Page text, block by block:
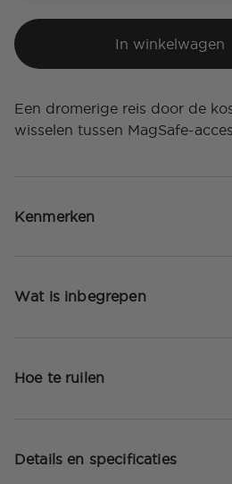
In winkelwagen
Een dromerige reis door de
wisselen tussen MagSafe-
Kenmerken
Wat is inbegrepen
Hoe te ruilen
Details en specificaties